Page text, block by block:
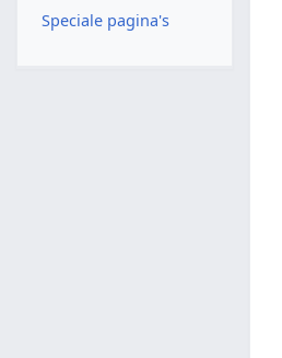
Speciale pagina's